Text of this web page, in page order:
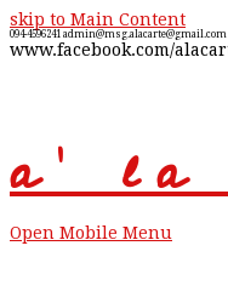
skip to Main Content
094-4596241 admin@msg.alacarte@gmail.com
www.facebook.com/
a' la
Open Mobile Menu